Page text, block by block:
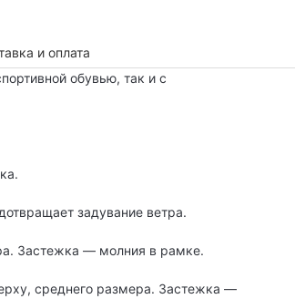
и оплата
обувью, так и с
задувание ветра.
Застежка — молния в рамке.
среднего размера. Застежка —